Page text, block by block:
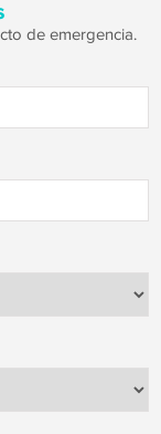
de emergencia.